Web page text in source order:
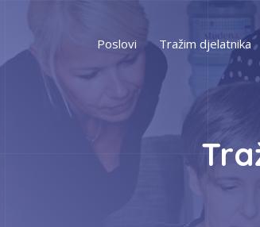
Poslovi Tražim djelatnika